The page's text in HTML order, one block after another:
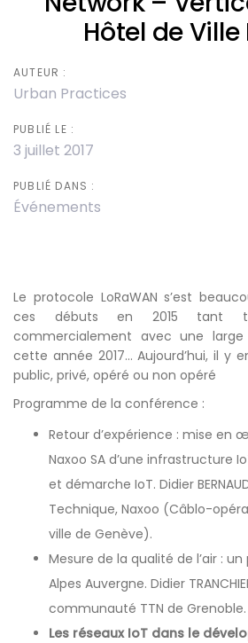
Hôtel de Ville
AUTEUR :
Urban Practices
PUBLIÉ LE :
3 juillet 2017
PUBLIÉ DANS :
Événements
Le protocole LoRaWAN s’est
ces débuts en 2015 tant
commercialement avec une
cette année 2017… Aujourd’hui, il y
public, privé, opéré ou non opéré
Programme de la conférence :
Retour d’expérience : mise en
Naxoo SA d’une infrastructure
et démarche IoT. Didier
Technique, Naxoo (Câblo-
ville de Genève).
Mesure de la qualité de l’air : un
Alpes Auvergne. Didier
communauté TTN de Grenoble.
Les réseaux IoT dans le